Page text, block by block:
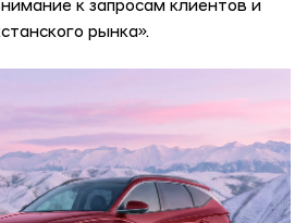
к запросам клиентов и
рынка».